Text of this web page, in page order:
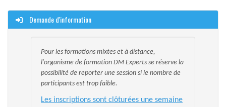
Demande d'information
Pour les formations mixtes et à distance,
l'organisme de formation DM Experts se réserve la
possibilité de reporter une session si le nombre de
participants est trop faible.
Les inscriptions sont clôturées une semaine